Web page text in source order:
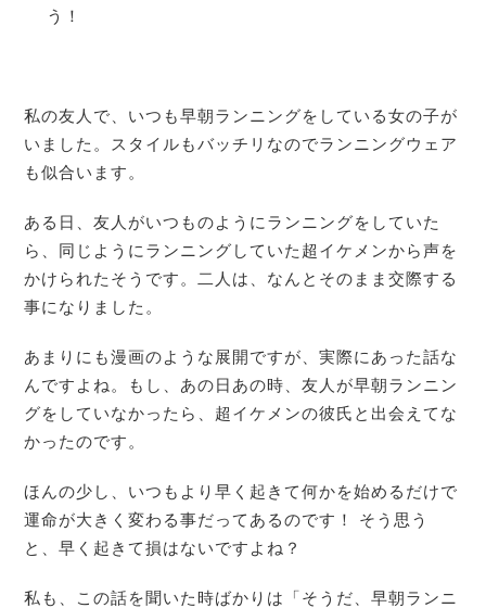
私の友人で、いつも早朝ランニングをしている女の子が
いました。スタイルもバッチリなのでランニングウェア
も似合います。
ある日、友人がいつものようにランニングをしていた
ら、同じようにランニングしていた超イケメンから声を
かけられたそうです。二人は、なんとそのまま交際する
事になりました。
あまりにも漫画のような展開ですが、実際にあった話な
んですよね。もし、あの日あの時、友人が早朝ランニン
グをしていなかったら、超イケメンの彼氏と出会えてな
かったのです。
ほんの少し、いつもより早く起きて何かを始めるだけで
運命が大きく変わる事だってあるのです！ そう思う
と、早く起きて損はないですよね？
私も、この話を聞いた時ばかりは「そうだ、早朝ランニ